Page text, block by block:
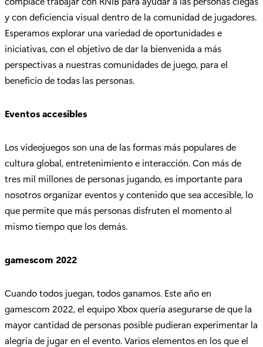
y con deficiencia visual dentro de la comunidad de jugadores.
Esperamos explorar una variedad de oportunidades e
iniciativas, con el objetivo de dar la bienvenida a más
perspectivas a nuestras comunidades de juego, para el
beneficio de todas las personas.
Eventos accesibles
Los videojuegos son una de las formas más populares de
cultura global, entretenimiento e interacción. Con más de
tres mil millones de personas jugando, es importante para
nosotros organizar eventos y contenido que sea accesible, lo
que permite que más personas disfruten el momento al
mismo tiempo que los demás.
gamescom 2022
Cuando todos juegan, todos ganamos. Este año en
gamescom 2022, el equipo Xbox quería asegurarse de que la
mayor cantidad de personas posible pudieran experimentar la
alegría de jugar en el evento. Varios elementos en los que el